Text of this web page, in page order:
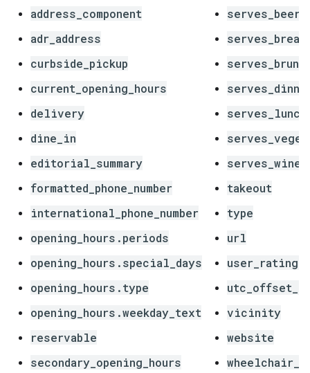
address_component
adr_address
curbside_pickup
current_opening_hours
delivery
dine_in
editorial_summary
formatted_phone_number
international_phone_number
opening_hours.periods
opening_hours.special_days
opening_hours.type
opening_hours.weekday_text
reservable
secondary_opening_hours
serves_beer
serves_lunch
serves_wine
takeout
type
url
vicinity
website